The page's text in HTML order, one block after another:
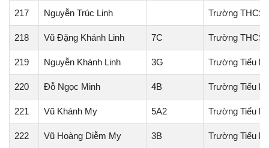
217 Nguyễn Trúc Linh Trường THCS
218 Vũ Đặng Khánh Linh 7C Trường THCS
219 Nguyễn Khánh Linh 3G Trường Tiểu
220 Đỗ Ngọc Minh 4B Trường Tiểu
221 Vũ Khánh My 5A2 Trường Tiểu
222 Vũ Hoàng Diễm My 3B Trường Tiểu